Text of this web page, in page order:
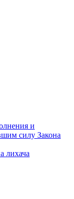
и
силу Закона
лихача